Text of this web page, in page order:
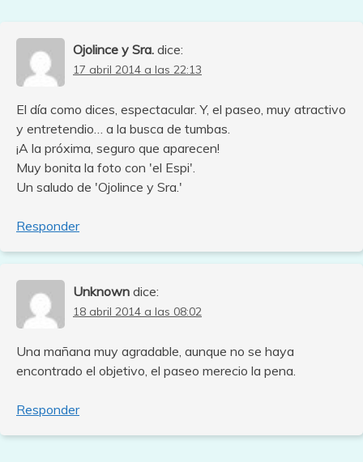
Ojolince y Sra. dice:
17 abril 2014 a las 22:13
El día como dices, espectacular. Y, el paseo, muy atractivo
y entretendio… a la busca de tumbas.
¡A la próxima, seguro que aparecen!
Muy bonita la foto con 'el Espi'.
Un saludo de 'Ojolince y Sra.'
Responder
Unknown dice:
18 abril 2014 a las 08:02
Una mañana muy agradable, aunque no se haya
encontrado el objetivo, el paseo merecio la pena.
Responder